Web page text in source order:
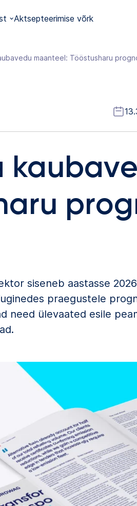
Aktsepteerimise võrk
maanteel: Tööstusharu
siseneb aastasse
praegustele
need ülevaated esile